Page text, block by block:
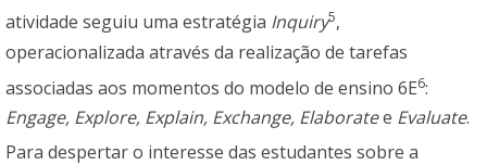
atividade seguiu uma estratégia Inquiry5,
operacionalizada através da realização de tarefas
associadas aos momentos do modelo de ensino 6E6:
Engage, Explore, Explain, Exchange, Elaboratee Evaluate.
Para despertar o interesse das estudantes sobre a